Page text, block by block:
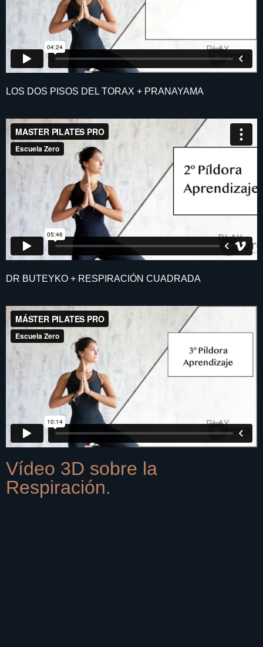
LOS DOS PISOS DEL TORAX + PRANAYAMA
DR BUTEYKO + RESPIRACIÓN CUADRADA
Vídeo 3D sobre la
Respiración.